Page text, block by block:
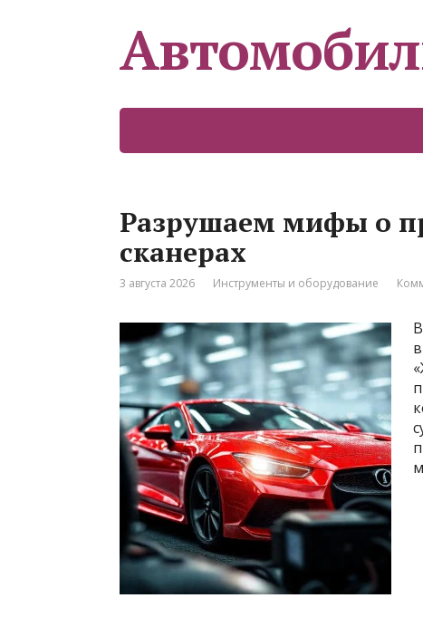
Разрушаем мифы о
сканерах
3 августа 2026 Инструменты и оборудование